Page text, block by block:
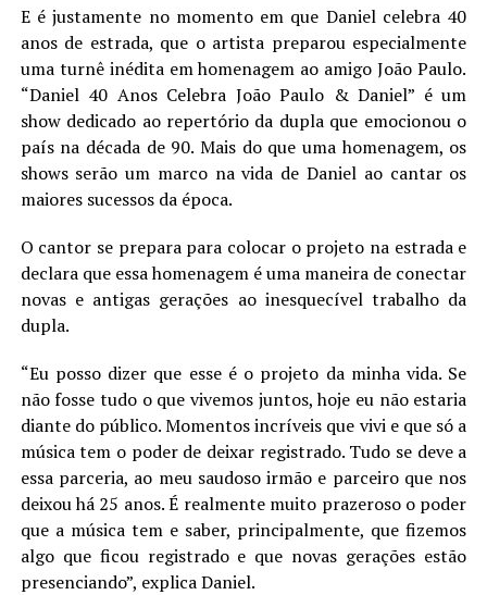
E é justamente no momento em que Daniel celebra 40
anos de estrada, que o artista preparou especialmente
uma turnê inédita em homenagem ao amigo João Paulo.
“Daniel 40 Anos Celebra João Paulo & Daniel” é um
show dedicado ao repertório da dupla que emocionou o
país na década de 90. Mais do que uma homenagem, os
shows serão um marco na vida de Daniel ao cantar os
maiores sucessos da época.
O cantor se prepara para colocar o projeto na estrada e
declara que essa homenagem é uma maneira de conectar
novas e antigas gerações ao inesquecível trabalho da
dupla.
“Eu posso dizer que esse é o projeto da minha vida. Se
não fosse tudo o que vivemos juntos, hoje eu não estaria
diante do público. Momentos incríveis que vivi e que só a
música tem o poder de deixar registrado. Tudo se deve a
essa parceria, ao meu saudoso irmão e parceiro que nos
deixou há 25 anos. É realmente muito prazeroso o poder
que a música tem e saber, principalmente, que fizemos
algo que ficou registrado e que novas gerações estão
presenciando”, explica Daniel.